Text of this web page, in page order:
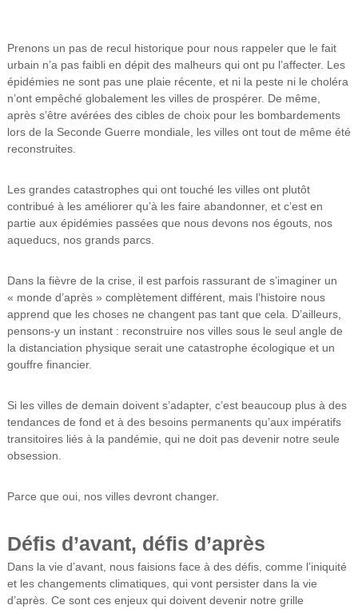
Prenons un pas de recul historique pour nous rappeler que le fait
urbain n’a pas faibli en dépit des malheurs qui ont pu l’affecter. Les
épidémies ne sont pas une plaie récente, et ni la peste ni le choléra
n’ont empêché globalement les villes de prospérer. De même,
après s’être avérées des cibles de choix pour les bombardements
lors de la Seconde Guerre mondiale, les villes ont tout de même été
reconstruites.
Les grandes catastrophes qui ont touché les villes ont plutôt
contribué à les améliorer qu’à les faire abandonner, et c’est en
partie aux épidémies passées que nous devons nos égouts, nos
aqueducs, nos grands parcs.
Dans la fièvre de la crise, il est parfois rassurant de s’imaginer un
« monde d’après » complètement différent, mais l’histoire nous
apprend que les choses ne changent pas tant que cela. D’ailleurs,
pensons-y un instant : reconstruire nos villes sous le seul angle de
la distanciation physique serait une catastrophe écologique et un
gouffre financier.
Si les villes de demain doivent s’adapter, c’est beaucoup plus à des
tendances de fond et à des besoins permanents qu’aux impératifs
transitoires liés à la pandémie, qui ne doit pas devenir notre seule
obsession.
Parce que oui, nos villes devront changer.
Défis d’avant, défis d’après
Dans la vie d’avant, nous faisions face à des défis, comme l’iniquité
et les changements climatiques, qui vont persister dans la vie
d’après. Ce sont ces enjeux qui doivent devenir notre grille